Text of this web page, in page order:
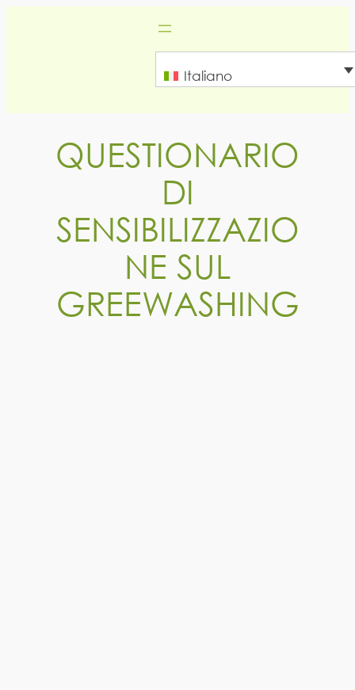
Italiano
QUESTIONARIO
DI
SENSIBILIZZAZIO
NE SUL
GREEWASHING